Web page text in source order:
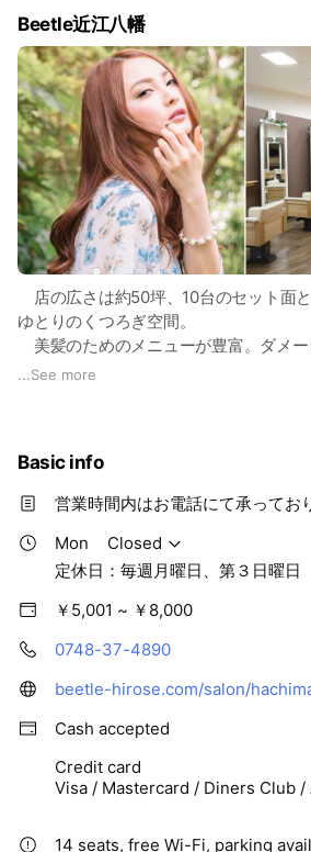
Beetle近江八幡
店の広さは約50坪、10台のセット面
ゆとりのくつろぎ空間。
美髪のためのメニューが豊富。ダメ
メパーマ。 ブローやコテも楽しめるナ
ネイリストによるネイルをお楽しみくだ
まつエクメニューも好評！大会で連続
よる目元のデザイン提案に定評がありま
女優顔へ！
...See more
Basic info
営業時間内はお電話にて承ってお
Mon
Closed
定休日：毎週月曜日、第３日曜日
￥5,001 ~ ￥8,000
0748-37-4890
beetle-hirose.com/salon/
Cash accepted
Credit card
Visa / Mastercard / Diners Club /
14 seats, free Wi-Fi, parking